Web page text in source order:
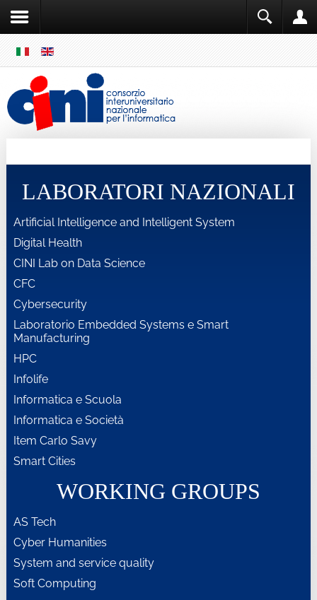
MENU
LABORATORI NAZIONALI
Artificial Intelligence and Intelligent System
Digital Health
CINI Lab on Data Science
CFC
Cybersecurity
Laboratorio Embedded Systems e Smart
Manufacturing
HPC
Infolife
Informatica e Scuola
Informatica e Società
Item Carlo Savy
Smart Cities
WORKING GROUPS
AS Tech
Cyber Humanities
System and service quality
Soft Computing